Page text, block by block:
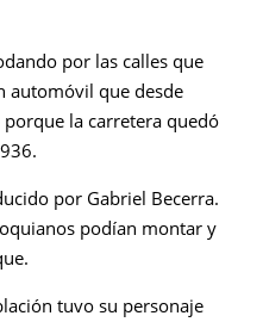
por las calles que
automóvil que desde
la carretera quedó
por Gabriel Becerra.
podían montar y
tuvo su personaje